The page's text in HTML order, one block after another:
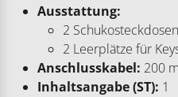
Ausstattung:
2 Schukosteckdosen
2 Leerplätze für
Anschlusskabel: 200
Inhaltsangabe (ST): 1